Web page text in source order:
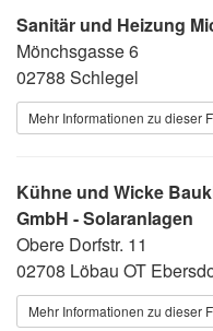
Sanitär und Heizung
Mönchsgasse 6
02788 Schlegel
Mehr Informationen zu dieser
Kühne und Wicke
GmbH - Solaranlagen
Obere Dorfstr. 11
02708 Löbau OT
Mehr Informationen zu dieser